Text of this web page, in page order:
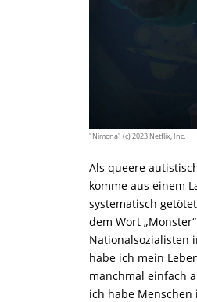
"Nimona" (c) 2023 Netflix, Inc.
Als queere
komme aus einem
systematisch
dem Wort
Nationalsozialisten
habe ich mein
manchmal einfach
ich habe